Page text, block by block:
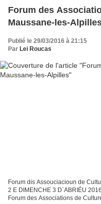
Forum des
Maussane-les-
Publié le 29/03/2016 à 21:15
Par Lei Roucas
Forum dis Assouciacioun de
2 E DIMENCHE 3 D´ABRIÉU
Forum des Associations de